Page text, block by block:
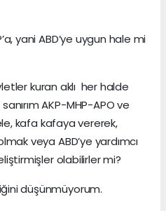
yani ABD’ye uygun hale mi
kuran aklı her halde
AKP-MHP-APO ve
kafa kafaya vererek,
veya ABD’ye yardımcı
olabilirler mi?
düşünmüyorum.